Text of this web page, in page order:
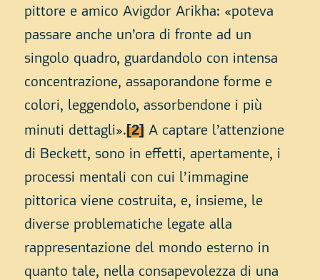
pittore e amico Avigdor Arikha: «poteva
passare anche un’ora di fronte ad un
singolo quadro, guardandolo con intensa
concentrazione, assaporandone forme e
colori, leggendolo, assorbendone i più
minuti dettagli».[2]A captare l’attenzione
di Beckett, sono in effetti, apertamente, i
processi mentali con cui l’immagine
pittorica viene costruita, e, insieme, le
diverse problematiche legate alla
rappresentazione del mondo esterno in
quanto tale, nella consapevolezza di una